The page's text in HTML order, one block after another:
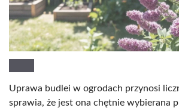
Uprawa budlei w ogrodach przynosi
sprawia, że jest ona chętnie wybierana